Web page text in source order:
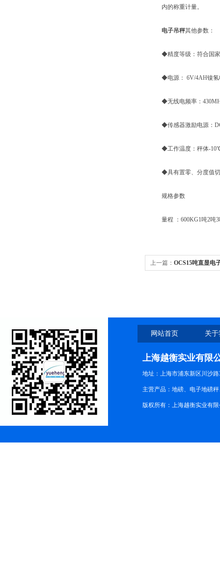
内的称重计量。
电子吊秤其他参数：
◆精度等级：符合国家
◆电源： 6V/4AH镍氢
◆无线电频率：
◆传感器激励电源：
◆工作温度：秤体-
◆具有置零、分度值切
规格参数
量程 ：600KG1吨2吨3
上一篇： OCS15吨直显电
网站首页 关
上海越衡实业有限
地址：上海市浦东新区川沙路
主营产品：地磅、电子地磅
版权所有：上海越衡实业有